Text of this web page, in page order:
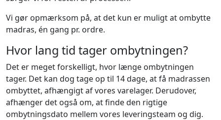
Vi gør opmærksom på, at det kun er muligt at ombytte
madras, én gang pr. ordre.
Hvor lang tid tager ombytningen?
Det er meget forskelligt, hvor længe ombytningen
tager. Det kan dog tage op til 14 dage, at få madrassen
ombyttet, afhængigt af vores varelager. Derudover,
afhænger det også om, at finde den rigtige
ombytningsdato mellem vores leveringsteam og dig.